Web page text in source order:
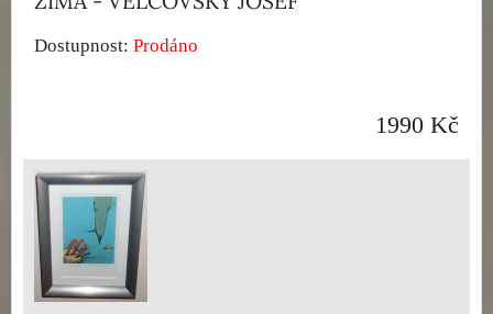
Dostupnost: Prodáno
1990 Kč